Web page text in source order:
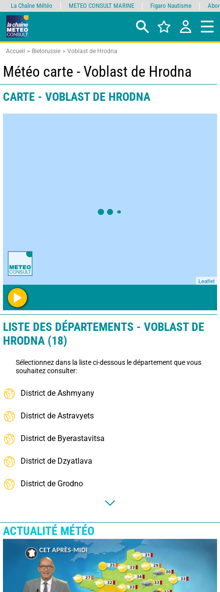
Accueil Bielorussie Voblast de Hrodna
Météo carte - Voblast de Hrodna
CARTE - VOBLAST DE HRODNA
Leaflet
LISTE DES DÉPARTEMENTS - VOBLAST DE
HRODNA (18)
Sélectionnez dans la liste ci-dessous le département que vous
souhaitez consulter:
District de Ashmyany
District de Astravyets
District de Byerastavitsa
District de Dzyatlava
District de Grodno
ACTUALITÉ MÉTÉO
La Chaîne Météo METEO CONSULT MARINE Figaro Nautisme